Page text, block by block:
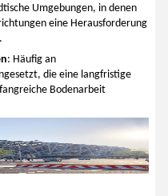
Umgebungen, in denen
eine Herausforderung
: Häufig an
die eine langfristige
Bodenarbeit